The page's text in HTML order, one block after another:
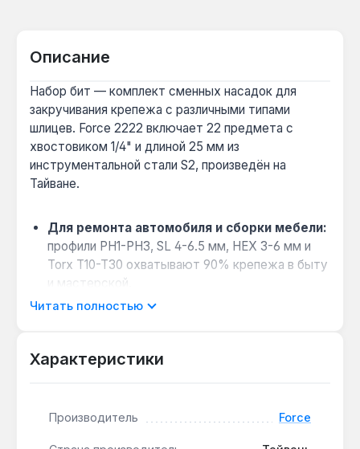
Описание
Набор бит — комплект сменных насадок для
закручивания крепежа с различными типами
шлицев. Force 2222 включает 22 предмета с
хвостовиком 1/4" и длиной 25 мм из
инструментальной стали S2, произведён на
Тайване.
Для ремонта автомобиля и сборки мебели:
профили PH1-PH3, SL 4-6.5 мм, HEX 3-6 мм и
Torx T10-T30 охватывают 90% крепежа в быту
и мастерской.
Когда нужна трещотка и головки:
удобно при обслуживании авто.
выпадение и упрощая поиск нужного профиля.
Читать полностью
Характеристики
Производитель Force